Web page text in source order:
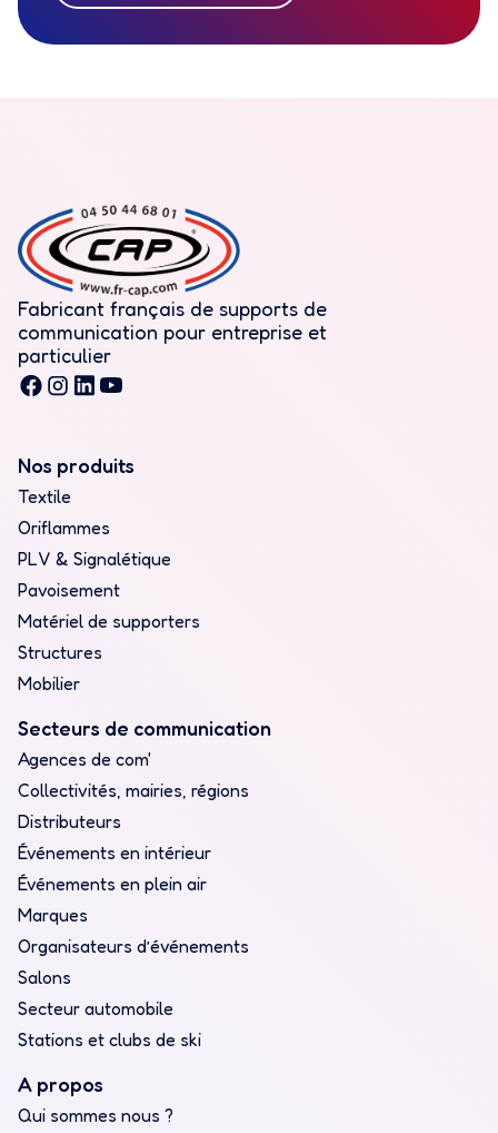
Fabricant français de supports de
communication pour entreprise et
particulier
Nos produits
Textile
Oriflammes
PLV & Signalétique
Pavoisement
Matériel de supporters
Structures
Mobilier
Secteurs de communication
Agences de com'
Collectivités, mairies, régions
Distributeurs
Événements en intérieur
Événements en plein air
Marques
Organisateurs d’événements
Salons
Secteur automobile
Stations et clubs de ski
A propos
Qui sommes nous ?